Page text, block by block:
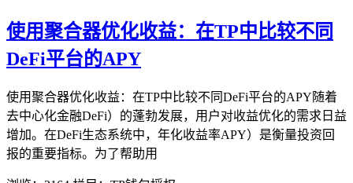
使用聚合器优化收益：在TP中比较不同
DeFi平台的APY
使用聚合器优化收益：在TP中比较不同DeFi平台的APY随着
去中心化金融DeFi）的蓬勃发展，用户对收益优化的需求日益
增加。在DeFi生态系统中，年化收益率APY）是衡量投资回
报的重要指标。为了帮助用